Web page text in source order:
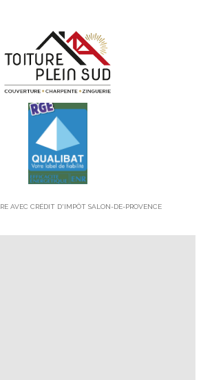
AVEC CRÉDIT D'IMPÔT SALON-DE-PROVENCE